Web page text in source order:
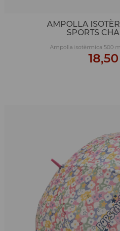
AMPOLLA
SPORTS
Ampolla isotèrmica 500